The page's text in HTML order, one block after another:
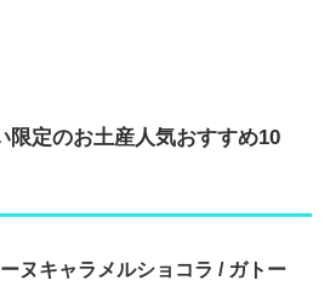
限定のお土産人気おすすめ10
ヌキャラメルショコラ / ガトー